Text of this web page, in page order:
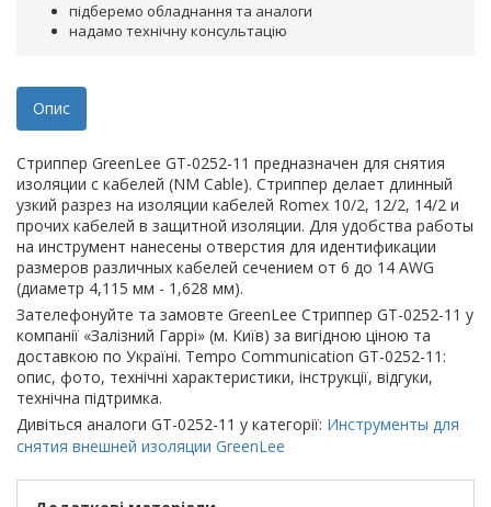
підберемо обладнання та аналоги
надамо технічну консультацію
Опис
Стриппер GreenLee GT-0252-11 предназначен для снятия
изоляции с кабелей (NM Cable). Стриппер делает длинный
узкий разрез на изоляции кабелей Romex 10/2, 12/2, 14/2 и
прочих кабелей в защитной изоляции. Для удобства работы
на инструмент нанесены отверстия для идентификации
размеров различных кабелей сечением от 6 до 14 AWG
(диаметр 4,115 мм - 1,628 мм).
Зателефонуйте та замовте GreenLee Стриппер GT-0252-11 у
компанії «Залізний Гаррі» (м. Київ) за вигідною ціною та
доставкою по Україні. Tempo Communication GT-0252-11:
опис, фото, технічні характеристики, інструкції, відгуки,
технічна підтримка.
Дивіться аналоги GT-0252-11 у категорії: Инструменты для
снятия внешней изоляции GreenLee